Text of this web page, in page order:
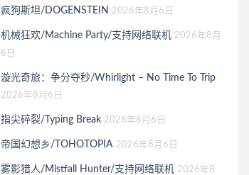
疯狗斯坦/DOGENSTEIN 2026年8月6日
机械狂欢/Machine Party/支持网络联机 2026年8月
6日
漩光奇旅：争分夺秒/Whirlight – No Time To Trip
2026年8月6日
指尖碎裂/Typing Break 2026年8月6日
帝国幻想乡/TOHOTOPIA 2026年8月6日
雾影猎人/Mistfall Hunter/支持网络联机 2026年8